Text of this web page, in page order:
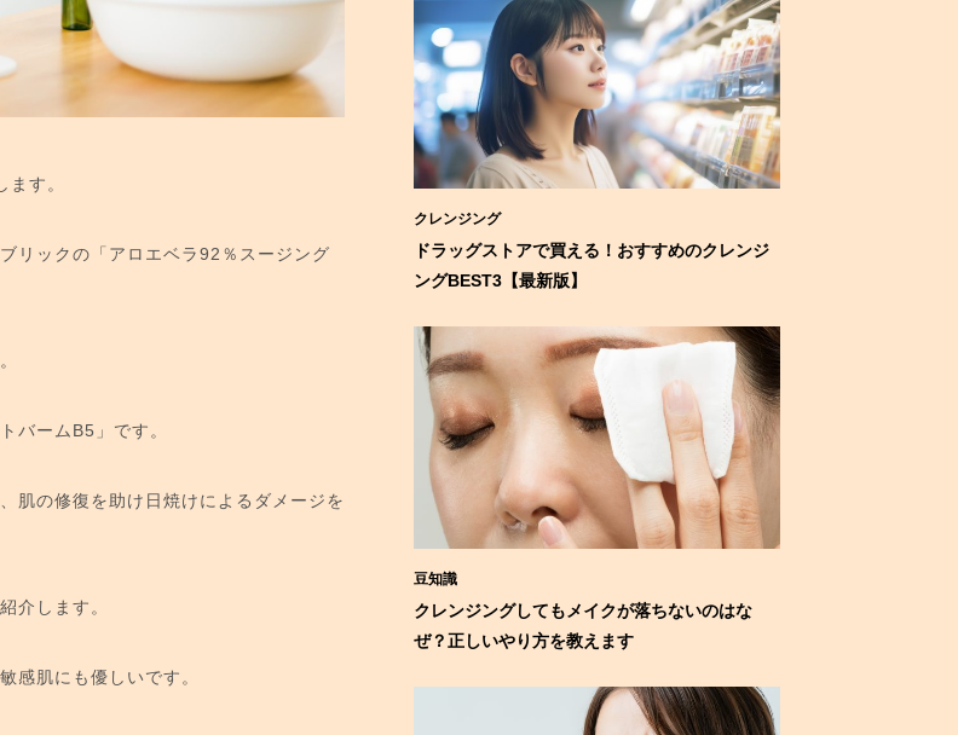
す。
リックの「アロエベラ92％スージング
バームB5」です。
肌の修復を助け日焼けによるダメージを
介します。
感肌にも優しいです。
クレンジング
ドラッグストアで買える！おすすめのクレンジ
ングBEST3【最新版】
豆知識
クレンジングしてもメイクが落ちないのはな
ぜ？正しいやり方を教えます